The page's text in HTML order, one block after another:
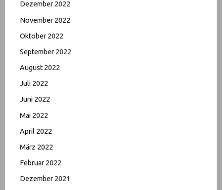
Dezember 2022
November 2022
Oktober 2022
September 2022
August 2022
Juli 2022
Juni 2022
Mai 2022
April 2022
März 2022
Februar 2022
Dezember 2021